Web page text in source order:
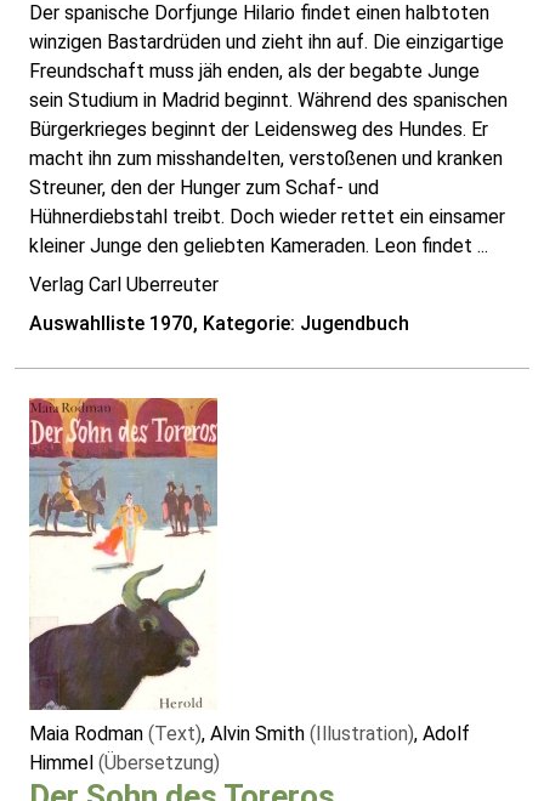
Der spanische Dorfjunge Hilario findet einen halbtoten
winzigen Bastardrüden und zieht ihn auf. Die einzigartige
Freundschaft muss jäh enden, als der begabte Junge
sein Studium in Madrid beginnt. Während des spanischen
Bürgerkrieges beginnt der Leidensweg des Hundes. Er
macht ihn zum misshandelten, verstoßenen und kranken
Streuner, den der Hunger zum Schaf- und
Hühnerdiebstahl treibt. Doch wieder rettet ein einsamer
kleiner Junge den geliebten Kameraden. Leon findet ...
Verlag Carl Uberreuter
Auswahlliste 1970, Kategorie: Jugendbuch
Maia Rodman (Text), Alvin Smith (Illustration), Adolf
Himmel (Übersetzung)